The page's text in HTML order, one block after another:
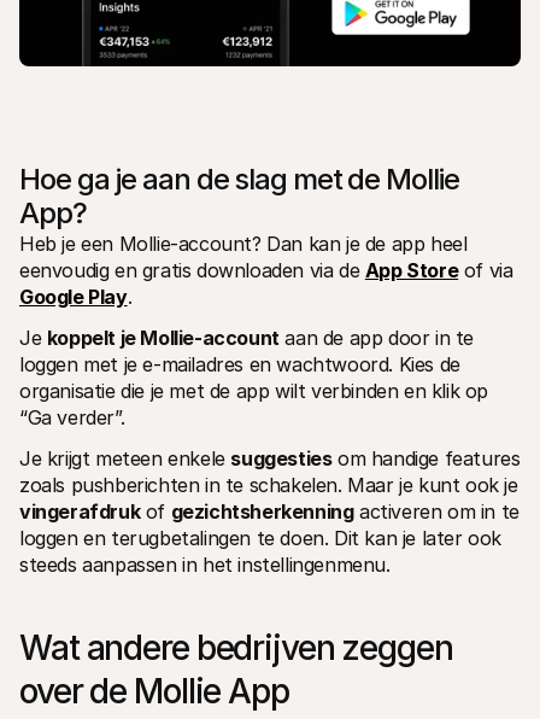
Hoe ga je aan de slag met de Mollie
App?
Heb je een Mollie-account? Dan kan je de app heel
eenvoudig en gratis downloaden via de App Store
of via
Google Play.
Je koppelt je Mollie-account aan de app door in te
loggen met je e-mailadres en wachtwoord. Kies de
organisatie die je met de app wilt verbinden en klik op
“Ga verder”.
Je krijgt meteen enkele suggesties om handige features
zoals pushberichten in te schakelen. Maar je kunt ook je
vingerafdruk of gezichtsherkenning activeren om in te
loggen en terugbetalingen te doen. Dit kan je later ook
steeds aanpassen in het instellingenmenu.
Wat andere bedrijven zeggen
over de Mollie App